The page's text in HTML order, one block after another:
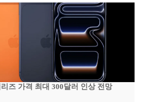
즈 가격 최대 300달러 인상 전망